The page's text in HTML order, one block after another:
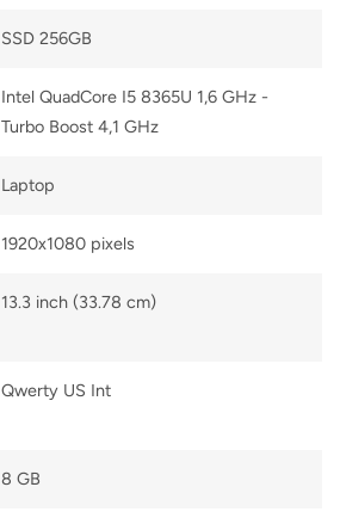
SSD 256GB
Intel QuadCore I5 8365U 1,6 GHz -
Turbo Boost 4,1 GHz
Laptop
1920x1080 pixels
13.3 inch (33.78 cm)
Qwerty US Int
8 GB